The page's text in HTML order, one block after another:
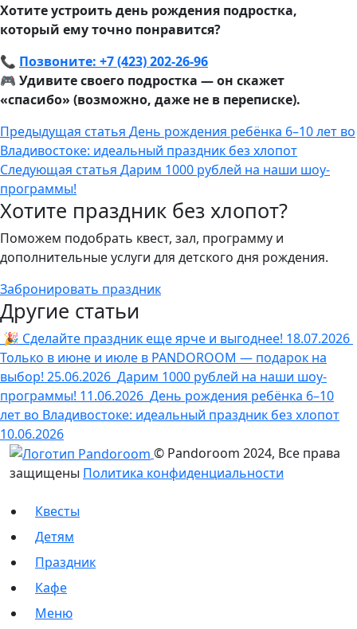
Хотите устроить день рождения подростка,
который ему точно понравится?
📞 Позвоните: +7 (423) 202-26-96
🎮 Удивите своего подростка — он скажет
«спасибо» (возможно, даже не в переписке).
Предыдущая статья День рождения ребёнка 6–10 лет во
Владивостоке: идеальный праздник без хлопот
Следующая статья Дарим 1000 рублей на наши шоу-
программы!
Хотите праздник без хлопот?
Поможем подобрать квест, зал, программу и
дополнительные услуги для детского дня рождения.
Забронировать праздник
Другие статьи
🎉 Сделайте праздник еще ярче и выгоднее! 18.07.2026
Только в июне и июле в PANDOROOM — подарок на
выбор! 25.06.2026 Дарим 1000 рублей на наши шоу-
программы! 11.06.2026 День рождения ребёнка 6–10
лет во Владивостоке: идеальный праздник без хлопот
10.06.2026
© Pandoroom 2024, Все права
защищены Политика конфиденциальности
Квесты
Детям
Праздник
Кафе
Меню